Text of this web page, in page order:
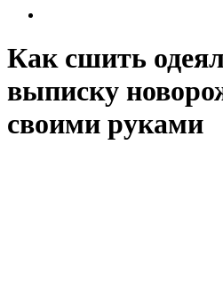
Как сшить
выписку
своими руками